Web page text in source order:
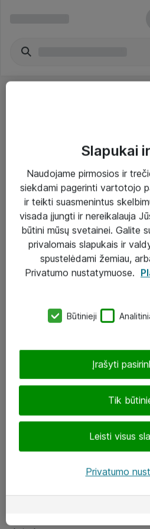
Paslaugos
Sprendimai
Įgyvendinti projektai
Atea ekspertų patarimai verslui
eShop@atea.lt
LinkedIn
Slapukai
Naudojame pirmosios ir
siekdami pagerinti vartotojo
ir teikti suasmenintus
visada įjungti ir nereikalauja
būtini mūsų svetainei. Galite
privalomais slapukais ir
spustelėdami žemiau,
Privatumo nustatymuose.
Būtinieji
Tik
Leisti visus
Įrašyti
Privatumo